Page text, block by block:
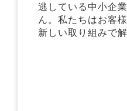
逃している中小企
ん。私たちはお客
新しい取り組みで